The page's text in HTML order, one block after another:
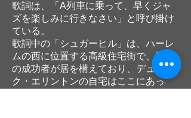
歌詞は、「A列車に乗って、早くジャ
ズを楽しみに行きなさい」と呼び掛け
ている。
歌詞中の「シュガーヒル」は、ハーレ
ムの西に位置する高級住宅街で、黒人
の成功者が居を構えており、デュー
ク・エリントンの自宅はここにあっ